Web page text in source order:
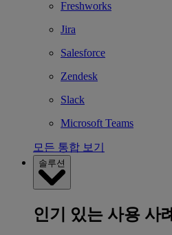
Freshworks
Jira
Salesforce
Zendesk
Slack
Microsoft Teams
모든 통합 보기
솔루션
인기 있는 사용 사례